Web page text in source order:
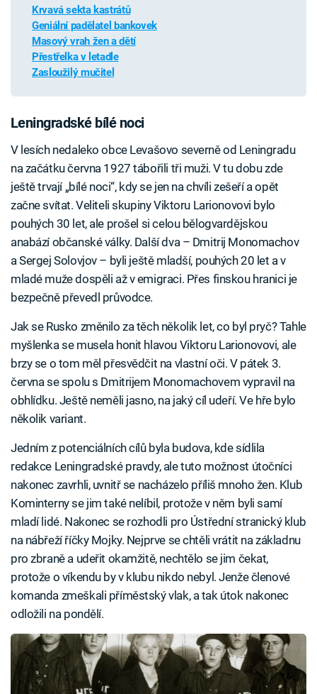
Krvavá sekta kastrátů
Geniální padělatel bankovek
Masový vrah žen a dětí
Přestřelka v letadle
Zasloužilý mučitel
Leningradské bílé noci
V lesích nedaleko obce Levašovo severně od Leningradu
na začátku června 1927 tábořili tři muži. V tu dobu zde
ještě trvají „bílé noci“, kdy se jen na chvíli zešeří a opět
začne svítat. Veliteli skupiny Viktoru Larionovovi bylo
pouhých 30 let, ale prošel si celou bělogvardějskou
anabází občanské války. Další dva – Dmitrij Monomachov
a Sergej Solovjov – byli ještě mladší, pouhých 20 let a v
mladé muže dospěli až v emigraci. Přes finskou hranici je
bezpečně převedl průvodce.
Jak se Rusko změnilo za těch několik let, co byl pryč? Tahle
myšlenka se musela honit hlavou Viktoru Larionovovi, ale
brzy se o tom měl přesvědčit na vlastní oči. V pátek 3.
června se spolu s Dmitrijem Monomachovem vypravil na
obhlídku. Ještě neměli jasno, na jaký cíl udeří. Ve hře bylo
několik variant.
Jedním z potenciálních cílů byla budova, kde sídlila
redakce Leningradské pravdy, ale tuto možnost útočníci
nakonec zavrhli, uvnitř se nacházelo příliš mnoho žen. Klub
Kominterny se jim také nelíbil, protože v něm byli samí
mladí lidé. Nakonec se rozhodli pro Ústřední stranický klub
na nábřeží říčky Mojky. Nejprve se chtěli vrátit na základnu
pro zbraně a udeřit okamžitě, nechtělo se jim čekat,
protože o víkendu by v klubu nikdo nebyl. Jenže členové
komanda zmeškali příměstský vlak, a tak útok nakonec
odložili na pondělí.